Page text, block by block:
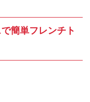
簡単フレンチト